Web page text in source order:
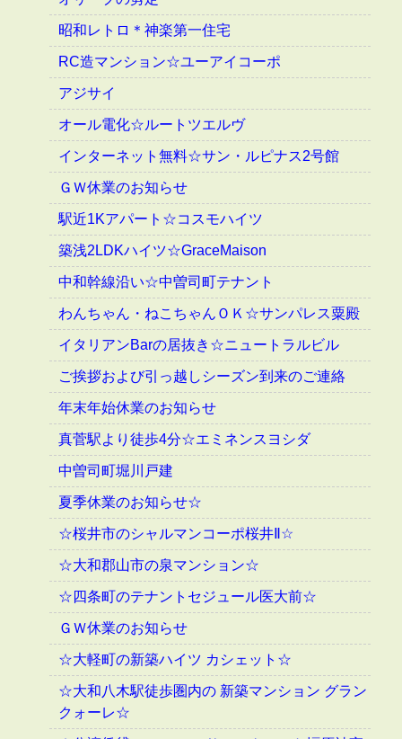
昭和レトロ＊神楽第一住宅
RC造マンション☆ユーアイコーポ
アジサイ
オール電化☆ルートツエルヴ
インターネット無料☆サン・ルピナス2号館
ＧＷ休業のお知らせ
駅近1Kアパート☆コスモハイツ
築浅2LDKハイツ☆GraceMaison
中和幹線沿い☆中曽司町テナント
わんちゃん・ねこちゃんＯＫ☆サンパレス粟殿
イタリアンBarの居抜き☆ニュートラルビル
ご挨拶および引っ越しシーズン到来のご連絡
年末年始休業のお知らせ
真菅駅より徒歩4分☆エミネンスヨシダ
中曽司町堀川戸建
夏季休業のお知らせ☆
☆桜井市のシャルマンコーポ桜井Ⅱ☆
☆大和郡山市の泉マンション☆
☆四条町のテナントセジュール医大前☆
ＧＷ休業のお知らせ
☆大軽町の新築ハイツ カシェット☆
☆大和八木駅徒歩圏内の 新築マンション グラン
クォーレ☆